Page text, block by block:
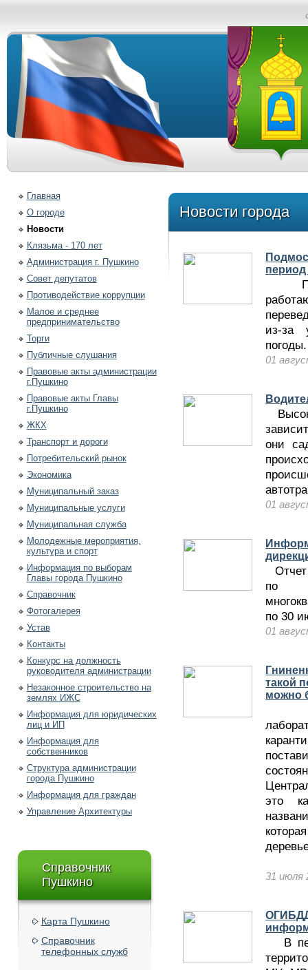
Главная
О городе
Новости
Клязьма - 170 лет
Администрация г. Пушкино
Совет депутатов
Противодействие коррупции
Малое и среднее
предпринимательство
Торги
Публичные слушания
Правовые акты администрации
г.Пушкино
Правовые акты Главы
г.Пушкино
ЖКХ
Транспорт и дороги
Потребительский рынок
Экономика
Муниципальный заказ
Муниципальные услуги
Муниципальная служба
Молодежные мероприятия,
культура и спорт
Информация по выборам
Главы города Пушкино
Справочник
Фотогалерея
Устав
Контакты
Конкурс на должность
руководителя администрации
Незаконное строительство на
землях ИЖС
Информация для юридических
лиц и ИП
Информация для
собственников
Структура администрации
города Пушкино
Информация для граждан
Управление Архитектуры
Справочник
Пушкино
Карта Пушкино
Справочник
телефонных служб
Новости города
из-за
погоды.
01
они
01
по
по 30
01
такой
можно
это
31 июля
В